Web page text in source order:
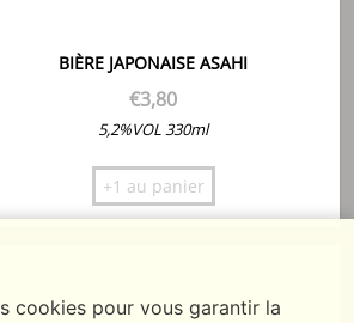
BIÈRE JAPONAISE ASAHI
€3,80
5,2%VOL 330ml
+1 au panier
cookies pour vous garantir la